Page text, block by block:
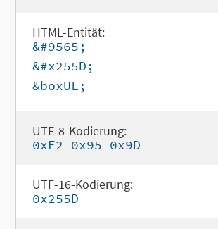
HTML-Entität:
&#9565;
&#x255D;
&boxUL;
UTF-8-Kodierung:
0xE2 0x95 0x9D
UTF-16-Kodierung:
0x255D